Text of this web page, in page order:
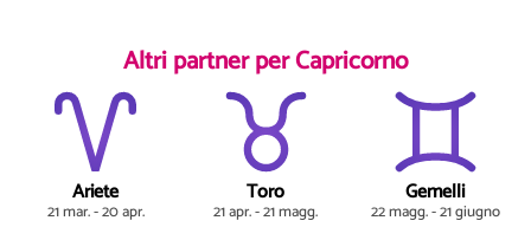
Altri partner per Capricorno
Ariete
21 mar. - 20 apr.
Toro
21 apr. - 21 magg.
Gemelli
22 magg. - 21 giugno